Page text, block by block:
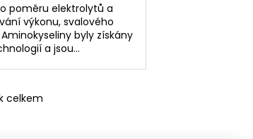
poměru elektrolytů a
výkonu, svalového
byly získány
a jsou...
celkem